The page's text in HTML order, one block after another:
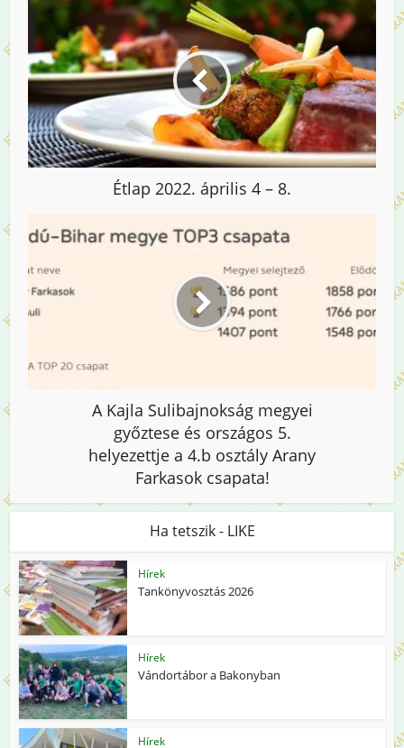
Étlap 2022. április 4 – 8.
A Kajla Sulibajnokság megyei
győztese és országos 5.
helyezettje a 4.b osztály Arany
Farkasok csapata!
Ha tetszik - LIKE
Hírek
Tankönyvosztás 2026
Hírek
Vándortábor a Bakonyban
Hírek